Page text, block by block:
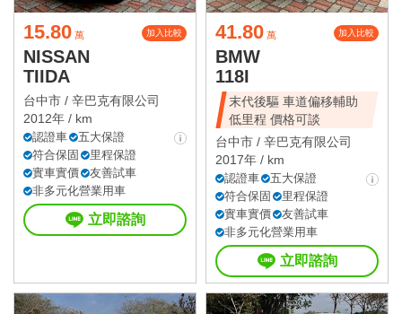
15.80 萬 加入比較
NISSAN
TIIDA
台中市 / 辛巴克有限公司
2012年 / km
認證車
五大保證
符合保固
里程保證
實車實價
友善試車
非多元化營業用車
立即諮詢
41.80 萬 加入比較
BMW
118I
末代後驅 車道偏移輔助
低里程 價格可談
台中市 / 辛巴克有限公司
2017年 / km
認證車
五大保證
符合保固
里程保證
實車實價
友善試車
非多元化營業用車
立即諮詢